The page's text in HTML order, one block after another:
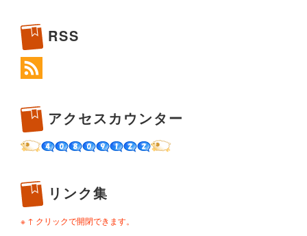
RSS
アクセスカウンター
リンク集
※ ↑ クリックで開閉できます。